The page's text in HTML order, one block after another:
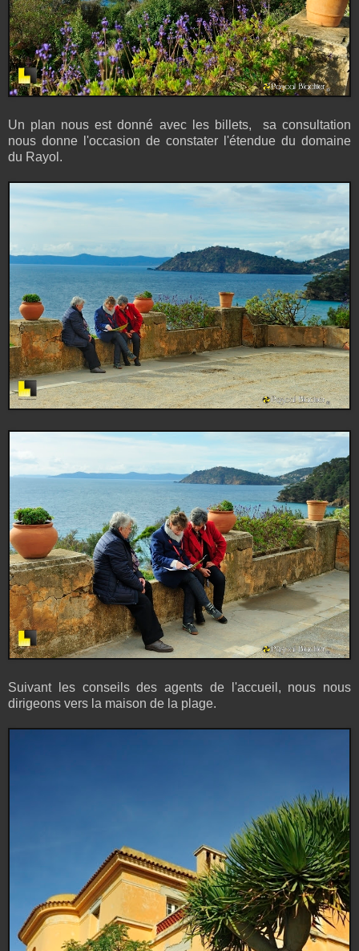
Un plan nous est donné avec les billets, sa consultation
nous donne l'occasion de constater l'étendue du domaine
du Rayol.
Suivant les conseils des agents de l'accueil, nous nous
dirigeons vers la maison de la plage.